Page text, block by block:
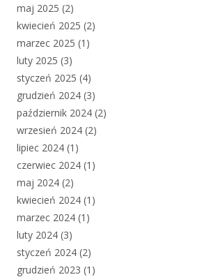
maj 2025 (2)
kwiecień 2025 (2)
marzec 2025 (1)
luty 2025 (3)
styczeń 2025 (4)
grudzień 2024 (3)
październik 2024 (2)
wrzesień 2024 (2)
lipiec 2024 (1)
czerwiec 2024 (1)
maj 2024 (2)
kwiecień 2024 (1)
marzec 2024 (1)
luty 2024 (3)
styczeń 2024 (2)
grudzień 2023 (1)